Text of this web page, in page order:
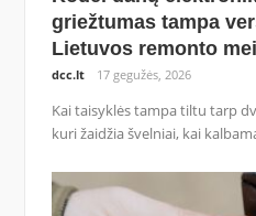
griežtumas tampa
Lietuvos remonto
dcc.lt 17 gegužės, 2026
Kai taisyklės tampa tiltu tarp
kuri žaidžia švelniai, kai